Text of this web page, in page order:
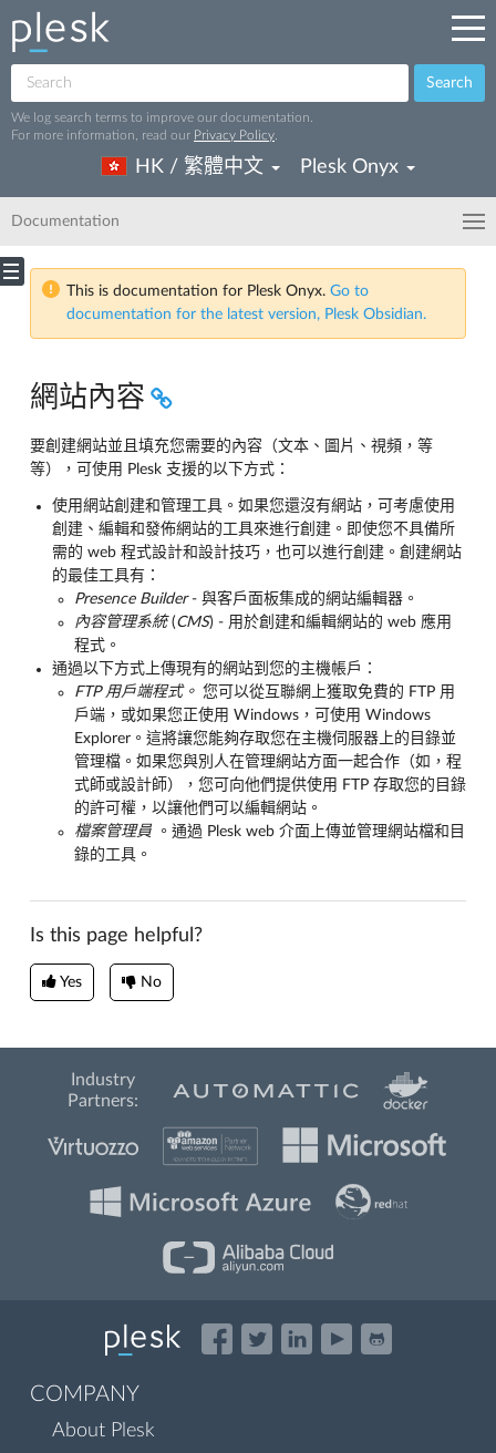
Search
We log search terms to improve our documentation.
For more information, read our Privacy Policy
HK / 繁體中文 Plesk Onyx
Documentation
This is documentation for Plesk Onyx. Go to
documentation for the latest version, Plesk Obsidian.
網站內容
要創建網站並且填充您需要的內容（文本、圖片、視頻，等
等），可使用 Plesk 支援的以下方式：
使用網站創建和管理工具。如果您還沒有網站，可考慮使用
創建、編輯和發佈網站的工具來進行創建。即使您不具備所
需的 web 程式設計和設計技巧，也可以進行創建。創建網站
的最佳工具有：
Presence Builder- 與客戶面板集成的網站編輯器。
內容管理系統(CMS) - 用於創建和編輯網站的 web 應用
程式。
通過以下方式上傳現有的網站到您的主機帳戶：
FTP 用戶端程式。 您可以從互聯網上獲取免費的 FTP 用
戶端，或如果您正使用 Windows，可使用 Windows
Explorer。這將讓您能夠存取您在主機伺服器上的目錄並
管理檔。如果您與別人在管理網站方面一起合作（如，程
式師或設計師），您可向他們提供使用 FTP 存取您的目錄
的許可權，以讓他們可以編輯網站。
檔案管理員 。通過 Plesk web 介面上傳並管理網站檔和目
錄的工具。
Is this page helpful?
Yes No
Industry
Partners:
COMPANY
About Plesk